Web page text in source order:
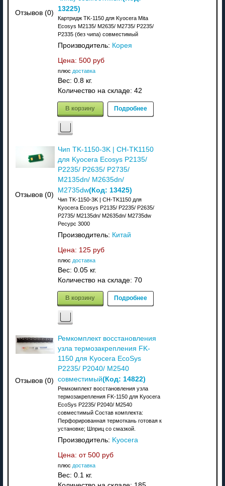
Отзывов (0)
13225)
Картридж TK-1150 для Kyocera Mita
Ecosys M2135/ M2635/ M2735/ P2235/
P2335 (без чипа) совместимый
Производитель: Корея
Цена: 500 руб
плюс доставка
Вес: 0.8 кг.
Количество на складе: 42
В корзину Подробнее
Отзывов (0)
Чип TK-1150-3K | CH-TK1150
для Kyocera Ecosys P2135/
P2235/ P2635/ P2735/
M2135dn/ M2635dn/
M2735dw(Код: 13425)
Чип TK-1150-3K | CH-TK1150 для
Kyocera Ecosys P2135/ P2235/ P2635/
P2735/ M2135dn/ M2635dn/ M2735dw
Ресурс 3000
Производитель: Китай
Цена: 125 руб
плюс доставка
Вес: 0.05 кг.
Количество на складе: 70
В корзину Подробнее
Отзывов (0)
Ремкомплект восстановления
узла термозакрепления FK-
1150 для Kyocera EcoSys
P2235/ P2040/ M2540
совместимый(Код: 14822)
Ремкомплект восстановления узла
термозакрепления FK-1150 для Kyocera
EcoSys P2235/ P2040/ M2540
совместимый Состав комплекта:
Перфорированная термоткань готовая к
установке; Шприц со смазкой.
Производитель: Kyocera
Цена: от 500 руб
плюс доставка
Вес: 0.1 кг.